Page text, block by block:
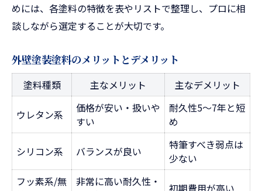
めには、各塗料の特徴を表やリストで整理し、プロに相
談しながら選定することが大切です。
外壁塗装塗料のメリットとデメリット
塗料種類 主なメリット 主なデメリット
ウレタン系
価格が安い・扱いや
すい
耐久性5～7年と短
め
シリコン系 バランスが良い
特筆すべき弱点は
少ない
フッ素系/無
非常に高い耐久性・
初期費用が高い